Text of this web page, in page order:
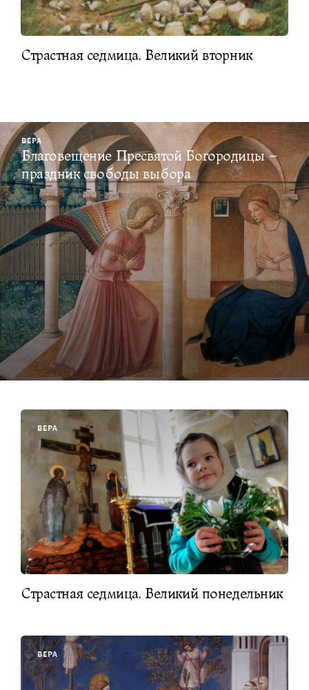
Страстная седмица. Великий вторник
ВЕРА
Благовещение Пресвятой Богородицы –
праздник свободы выбора
ВЕРА
Страстная седмица. Великий понедельник
ВЕРА